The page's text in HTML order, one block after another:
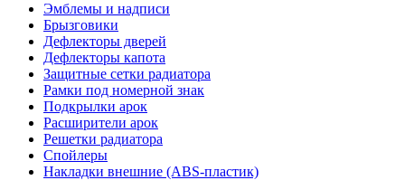
Эмблемы и надписи
Брызговики
Дефлекторы дверей
Дефлекторы капота
Защитные сетки радиатора
Рамки под номерной знак
Подкрылки арок
Расширители арок
Решетки радиатора
Спойлеры
Накладки внешние (ABS-пластик)